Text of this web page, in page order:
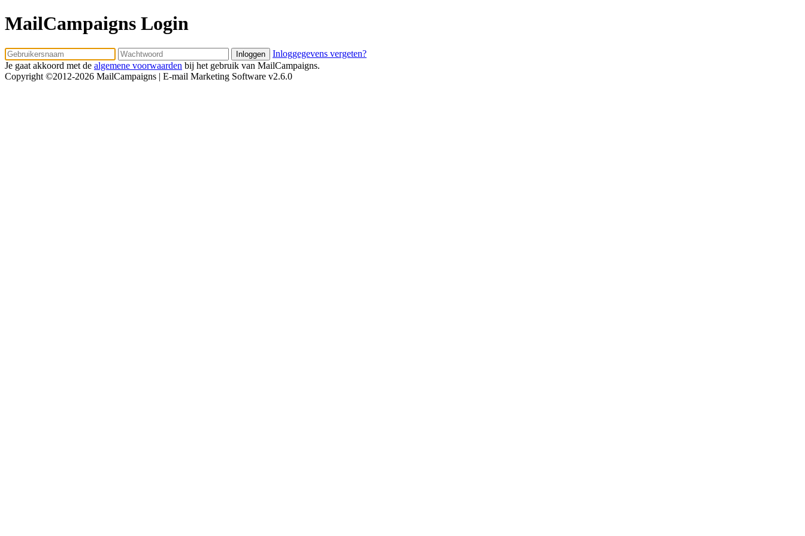
MailCampaigns Login
Inloggegevens vergeten?
Je gaat akkoord met de algemene voorwaarden bij het gebruik van MailCampaigns.
Copyright ©2012-2026 MailCampaigns | E-mail Marketing Software v2.6.0